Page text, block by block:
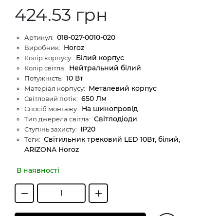
424.53 грн
Артикул: 018-027-0010-020
Виробник: Horoz
Колір корпусу: Бiлий корпус
Колір світла: Нейтральний білий
Потужність: 10 Вт
Матеріал корпусу: Металевий корпус
Світловий потік: 650 Лм
Спосіб монтажу: На шинопровід
Тип джерела світла: Світлодіоди
Ступінь захисту: IP20
Теги: Світильник трековий LED 10Вт, білий,
ARIZONA Horoz
В наявності